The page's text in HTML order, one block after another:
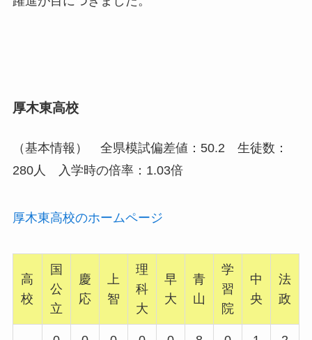
厚木東高校
（基本情報） 全県模試偏差値：50.2 生徒数：
280人 入学時の倍率：1.03倍
厚木東高校のホームページ
高
校
国
公
立
慶
応
上
智
理
科
大
早
大
青
山
学
習
院
中
央
法
政